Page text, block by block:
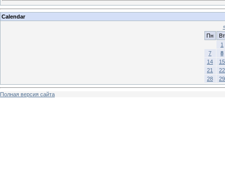
Calendar
Пн
Вт
1
7
8
14
15
21
22
28
29
Полная версия сайта